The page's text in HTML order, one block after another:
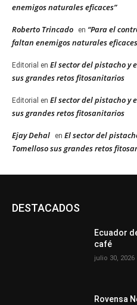
enemigos naturales eficaces”
Roberto Trincado en “Para el
faltan enemigos naturales
Editorial en El sector del pistacho y
sus grandes retos fitosanitarios
Editorial en El sector del pistacho y
sus grandes retos fitosanitarios
Ejay Dehal en El sector del
Tomelloso sus grandes retos
DESTACADOS
Ecuador
café
julio 30, 2026
Rovensa